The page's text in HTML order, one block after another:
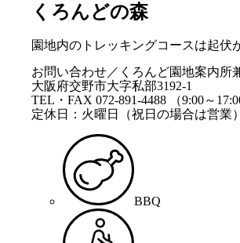
くろんどの森
園地内のトレッキングコースは起伏
お問い合わせ／くろんど園地案内所
大阪府交野市大字私部3192-1
TEL・FAX 072-891-4488 （9:00～
定休日：火曜日（祝日の場合は営業
BBQ